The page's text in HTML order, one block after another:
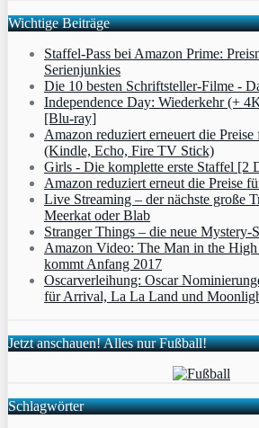
Wichtige Beiträge
Staffel-Pass bei Amazon Prime:
Serienjunkies
Die 10 besten Schriftsteller-Filme -
Independence Day: Wiederkehr (+
[Blu-ray]
Amazon reduziert erneuert die
(Kindle, Echo, Fire TV Stick)
Girls - Die komplette erste Staffel [2
Amazon reduziert erneut die Preise
Live Streaming – der nächste große
Meerkat oder Blab
Stranger Things – die neue Mystery-
Amazon Video: The Man in the
kommt Anfang 2017
Oscarverleihung: Oscar
für Arrival, La La Land und
Jetzt anschauen! Alles nur Fußball!
Schlagwörter